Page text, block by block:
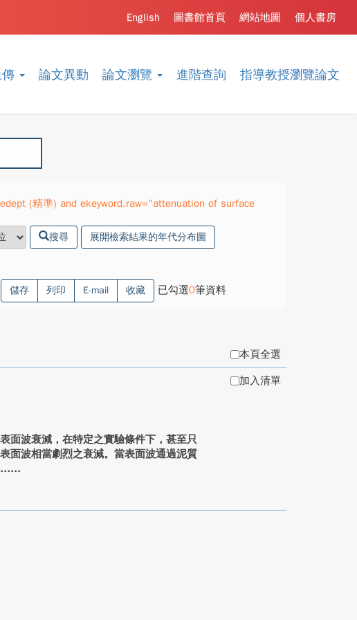
論文異動 論文瀏覽 進階查詢 指導教授瀏覽論文
個人書房
網站地圖
圖書館首頁
English
(精準) and ekeyword.raw="attenuation of surface
搜尋 展開檢索結果的年代分布圖
儲存 列印 E-mail 收藏 已勾選0筆資料
本頁全選
面波衰減，在特定之實驗條件下，甚至只
面波相當劇烈之衰減。當表面波通過泥質
加入清單